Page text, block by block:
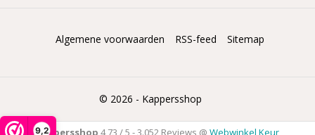
9,2
© 2026 - Kappersshop
Algemene voorwaarden RSS-feed Sitemap
Kappersshop 4,73 /5 -3.052 Reviews @ Webwinkel Keur